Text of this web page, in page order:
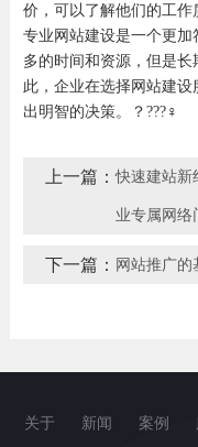
价，可以了解他们的工作
专业网站建设是一个更
多的时间和资源，但是
此，企业在选择网站建
出明智的决策。？???‍♀️
上一篇：快速建站新
业专属网络
下一篇： 网站推广的
关于 新闻 案例